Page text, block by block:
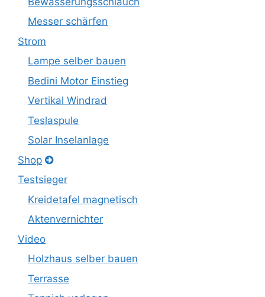
Messer schärfen
Strom
Lampe selber bauen
Bedini Motor Einstieg
Vertikal Windrad
Teslaspule
Solar Inselanlage
Shop
Testsieger
Kreidetafel magnetisch
Aktenvernichter
Video
Holzhaus selber bauen
Terrasse